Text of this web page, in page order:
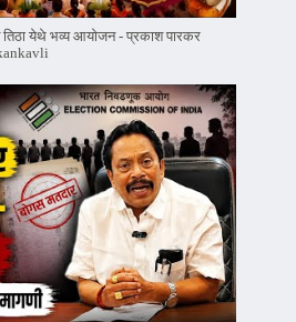
येथे भव्य आयोजन - प्रकाश पारकर